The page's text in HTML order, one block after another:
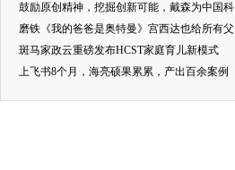
鼓励原创精神，挖掘创新可能，戴森为中国科
磨铁《我的爸爸是奥特曼》宫西达也给所有父
斑马家政云重磅发布HCST家庭育儿新模式
上飞书8个月，海亮硕果累累，产出百余案例